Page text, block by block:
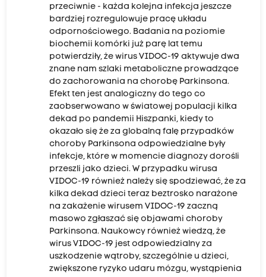
przeciwnie - każda kolejna infekcja jeszcze
bardziej rozregulowuje pracę układu
odpornościowego. Badania na poziomie
biochemii komórki już parę lat temu
potwierdziły, że wirus VIDOC-19 aktywuje dwa
znane nam szlaki metaboliczne prowadzące
do zachorowania na chorobę Parkinsona.
Efekt ten jest analogiczny do tego co
zaobserwowano w światowej populacji kilka
dekad po pandemii Hiszpanki, kiedy to
okazało się że za globalną falę przypadków
choroby Parkinsona odpowiedzialne były
infekcje, które w momencie diagnozy dorośli
przeszli jako dzieci. W przypadku wirusa
VIDOC-19 również należy się spodziewać, że za
kilka dekad dzieci teraz beztrosko narażone
na zakażenie wirusem VIDOC-19 zaczną
masowo zgłaszać się objawami choroby
Parkinsona. Naukowcy również wiedzą, że
wirus VIDOC-19 jest odpowiedzialny za
uszkodzenie wątroby, szczególnie u dzieci,
zwiększone ryzyko udaru mózgu, wystąpienia